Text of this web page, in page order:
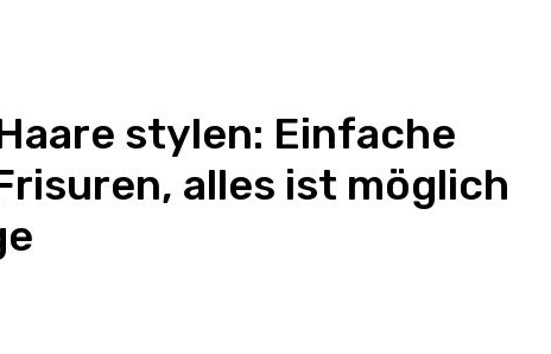
stylen: Einfache
alles ist möglich